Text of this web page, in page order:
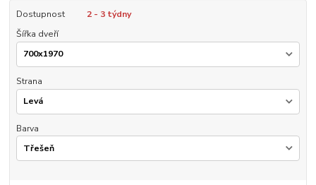
Dostupnost
2 - 3 týdny
Šířka dveří
Strana
Barva